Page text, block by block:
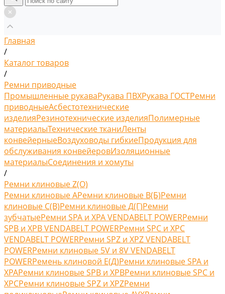
Главная
/
Каталог товаров
/
Ремни приводные
Промышленные рукаваРукава ПВХРукава ГОСТРемни
приводныеАсбестотехнические
изделияРезинотехнические изделияПолимерные
материалыТехнические тканиЛенты
конвейерныеВоздуховоды гибкиеПродукция для
обслуживания конвейеровИзоляционные
материалыСоединения и хомуты
/
Ремни клиновые Z(O)
Ремни клиновые AРемни клиновые В(Б)Ремни
клиновые С(B)Ремни клиновые Д(Г)Ремни
зубчатыеРемни SPA и XPA VENDABELT POWERРемни
SPB и XPB VENDABELT POWERРемни SPC и XPC
VENDABELT POWERРемни SPZ и XPZ VENDABELT
POWERРемни клиновые 5V и 8V VENDABELT
POWERРемень клиновой Е(Д)Ремни клиновые SPA и
XPAРемни клиновые SPB и XPBРемни клиновые SPC и
XPCРемни клиновые SPZ и XPZРемни